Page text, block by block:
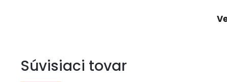
Súvisiaci tovar